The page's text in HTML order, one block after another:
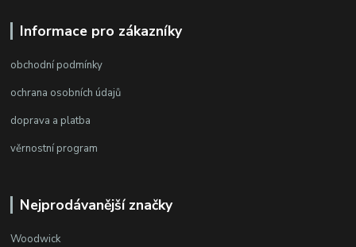
Informace pro zákazníky
obchodní podmínky
ochrana osobních údajů
doprava a platba
věrnostní program
Nejprodávanější značky
Woodwick